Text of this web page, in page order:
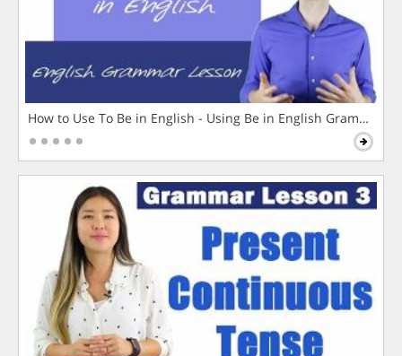
How to Use To Be in English - Using Be in English Grammar